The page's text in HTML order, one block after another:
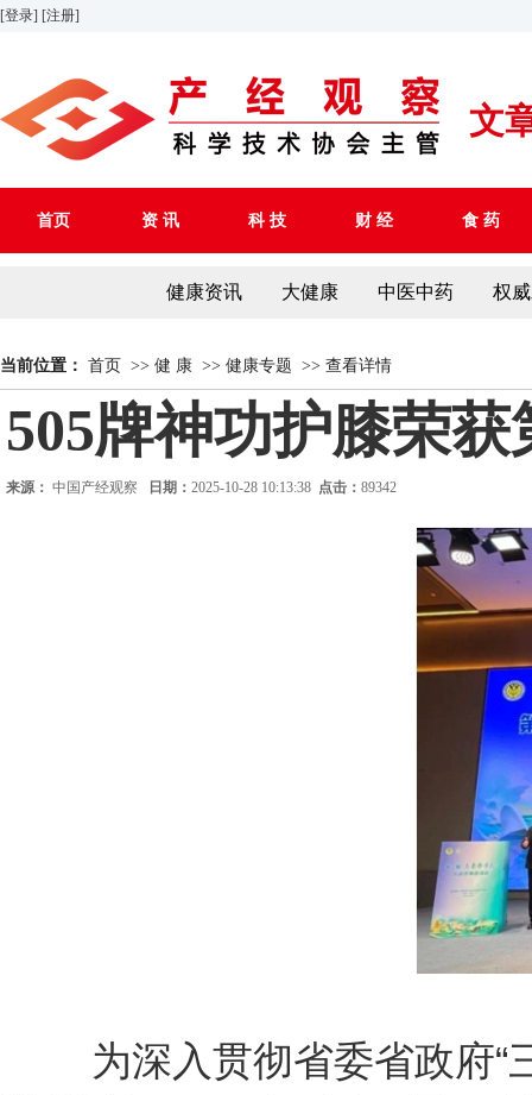
[登录] [注册]
文
首页 资 讯 科 技 财 经 食 药
健康资讯 大健康 中医中药 权
当前位置： 首页 >> 健 康 >> 健康专题 >> 查看详情
505牌神功护膝荣
来源： 中国产经观察 日期： 2025-10-28 10:13:38 点击： 89342
为深入贯彻省委省政府“三